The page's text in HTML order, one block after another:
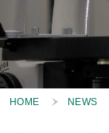
HOME NEWS